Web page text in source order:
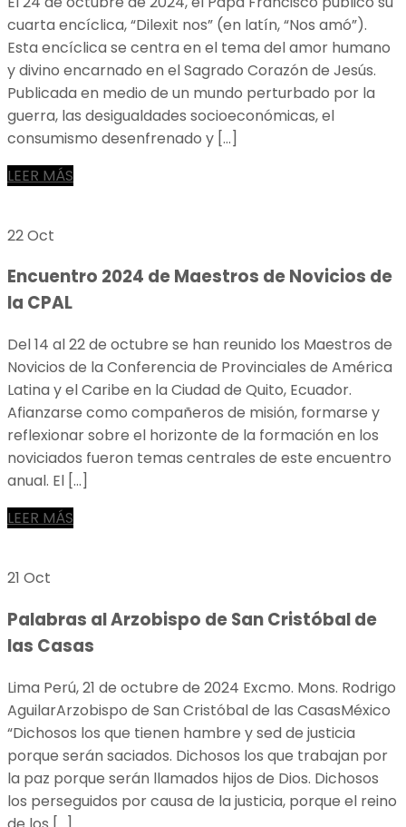
cuarta encíclica, “Dilexit nos” (en latín, “Nos amó”).
Esta encíclica se centra en el tema del amor humano
y divino encarnado en el Sagrado Corazón de Jesús.
Publicada en medio de un mundo perturbado por la
guerra, las desigualdades socioeconómicas, el
consumismo desenfrenado y […]
LEER MÁS
22 Oct
Encuentro 2024 de Maestros de Novicios de
la CPAL
Del 14 al 22 de octubre se han reunido los Maestros de
Novicios de la Conferencia de Provinciales de América
Latina y el Caribe en la Ciudad de Quito, Ecuador.
Afianzarse como compañeros de misión, formarse y
reflexionar sobre el horizonte de la formación en los
noviciados fueron temas centrales de este encuentro
anual. El […]
LEER MÁS
21 Oct
Palabras al Arzobispo de San Cristóbal de
las Casas
Lima Perú, 21 de octubre de 2024 Excmo. Mons. Rodrigo
AguilarArzobispo de San Cristóbal de las CasasMéxico
“Dichosos los que tienen hambre y sed de justicia
porque serán saciados. Dichosos los que trabajan por
la paz porque serán llamados hijos de Dios. Dichosos
los perseguidos por causa de la justicia, porque el reino